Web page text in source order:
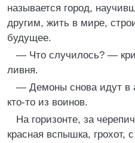
называется город,
другим, жить в мире,
будущее.
— Что случилось? —
ливня.
— Демоны снова идут в
кто-то из воинов.
На горизонте, за
красная вспышка, грохот,